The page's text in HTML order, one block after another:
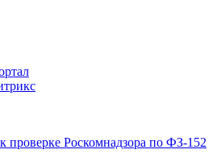
проверке Роскомнадзора по ФЗ-152